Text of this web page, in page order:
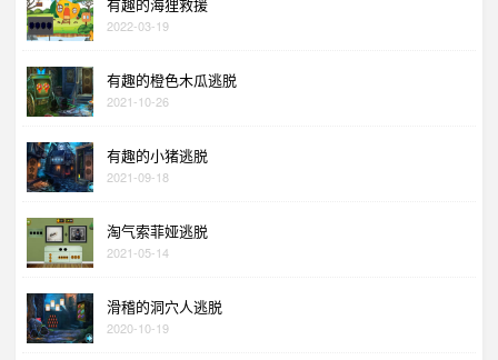
2022-03-19
有趣的橙色木瓜逃脱
2021-10-26
有趣的小猪逃脱
2021-09-18
淘气索菲娅逃脱
2021-05-14
滑稽的洞穴人逃脱
2020-10-19